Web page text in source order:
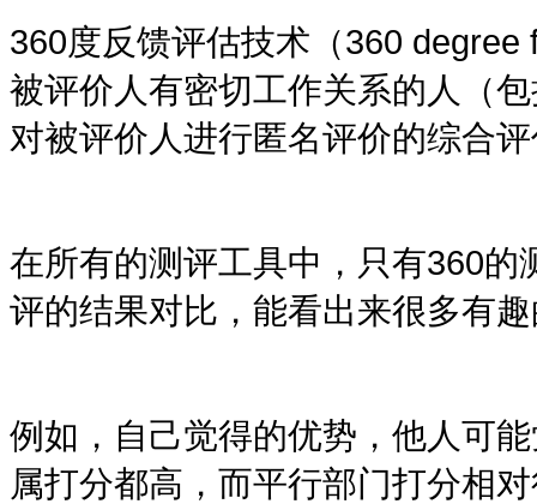
360度反馈评估技术（360 degree
被评价人有密切工作关系的人（
对被评价人进行匿名评价的综合
在所有的测评工具中，只有360的
评的结果对比，能看出来很多有
例如，自己觉得的优势，他人可
属打分都高，而平行部门打分相